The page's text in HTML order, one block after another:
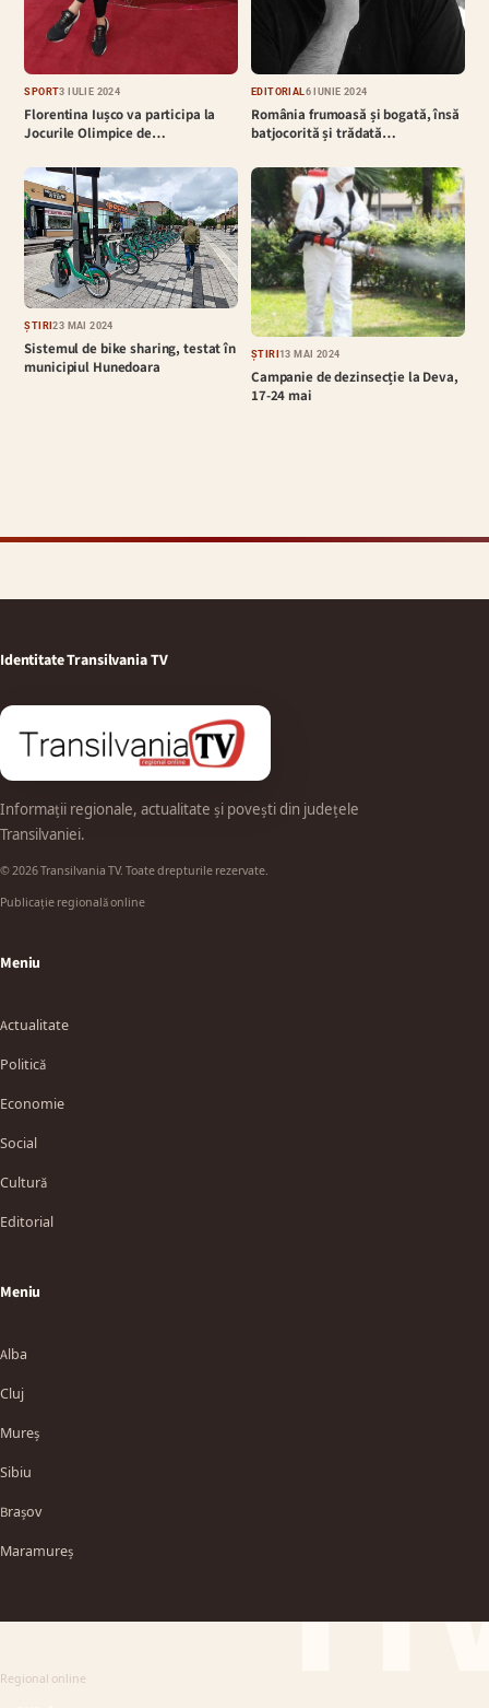
SPORT3 IULIE 2024
Florentina Iușco va participa la
Jocurile Olimpice de…
EDITORIAL 6 IUNIE 2024
România frumoasă și bogată, însă
batjocorită și trădată…
ȘTIRI23 MAI 2024
Sistemul de bike sharing, testat în
municipiul Hunedoara
ȘTIRI13 MAI 2024
Campanie de dezinsecție la Deva,
17-24 mai
Identitate Transilvania TV
Informații regionale, actualitate și povești din județele
Transilvaniei.
© 2026 Transilvania TV. Toate drepturile rezervate.
Publicație regională online
Meniu
Actualitate
Politică
Economie
Social
Cultură
Editorial
Meniu
Alba
Cluj
Mureș
Sibiu
Brașov
Maramureș
Regional online